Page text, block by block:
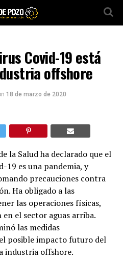
Covid-19 está
offshore
18 de marzo de 2020
la Salud ha declarado que el
19 es una pandemia, y
precauciones contra
Ha obligado a las
las operaciones físicas,
el sector aguas arriba.
las medidas
posible impacto futuro del
industria offshore.